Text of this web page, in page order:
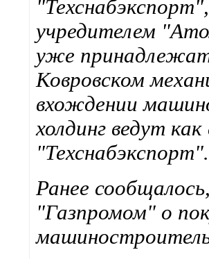
учредителем
уже принадлежат
Ковровском
вхождении
холдинг ведут
"Техснабэкспорт".
Ранее
"Газпромом" о